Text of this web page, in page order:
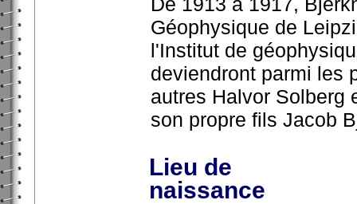
Géophysique de
l'Institut de
deviendront parmi les
autres Halvor Solberg
son propre fils Jacob
Lieu de
naissance